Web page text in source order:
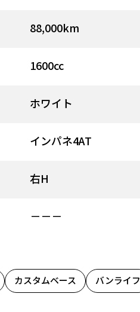
88,000km
1600cc
ホワイト
インパネ4AT
右H
－－－
カスタムベース バンライフ